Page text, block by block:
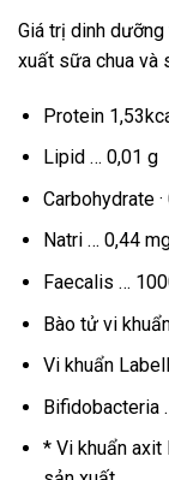
Giá trị dinh
xuất sữa chua và
Protein
Lipid … 0,01 g
Carbohydrate
Natri … 0,44
Faecalis …
Bào tử vi
Vi khuẩn
Bifidobacteria
* Vi khuẩn